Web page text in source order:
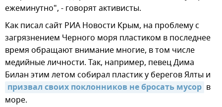
ежеминутно", - говорят активисты.
Как писал сайт РИА Новости Крым, на проблему с
загрязнением Черного моря пластиком в последнее
время обращают внимание многие, в том числе
медийные личности. Так, например, певец Дима
Билан этим летом собирал пластик у берегов Ялты и
призвал своих поклонников не бросать мусор в
море.